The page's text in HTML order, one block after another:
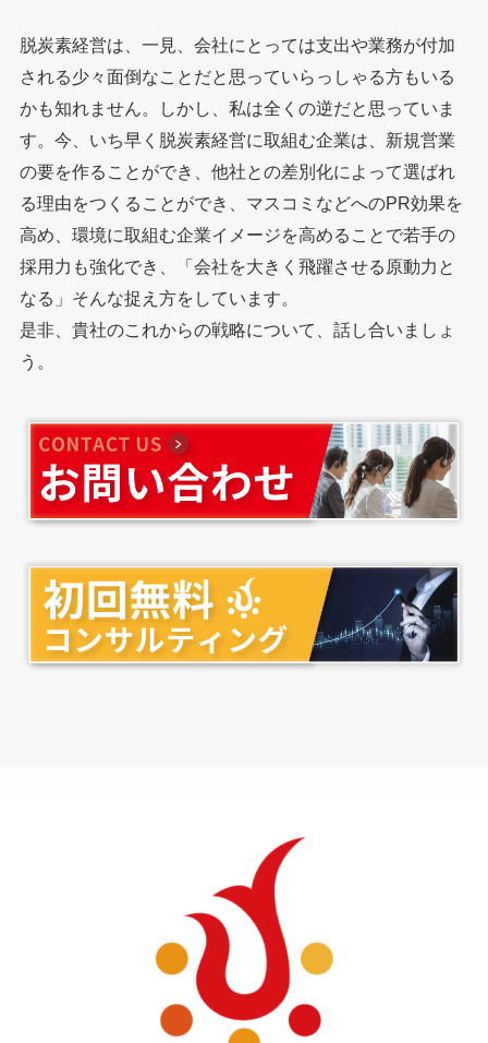
脱炭素経営は、一見、会社にとっては支出や業務が付加
される少々面倒なことだと思っていらっしゃる方もいる
かも知れません。しかし、私は全くの逆だと思っていま
す。今、いち早く脱炭素経営に取組む企業は、新規営業
の要を作ることができ、他社との差別化によって選ばれ
る理由をつくることができ、マスコミなどへのPR効果を
高め、環境に取組む企業イメージを高めることで若手の
採用力も強化でき、「会社を大きく飛躍させる原動力と
なる」そんな捉え方をしています。
是非、貴社のこれからの戦略について、話し合いましょ
う。